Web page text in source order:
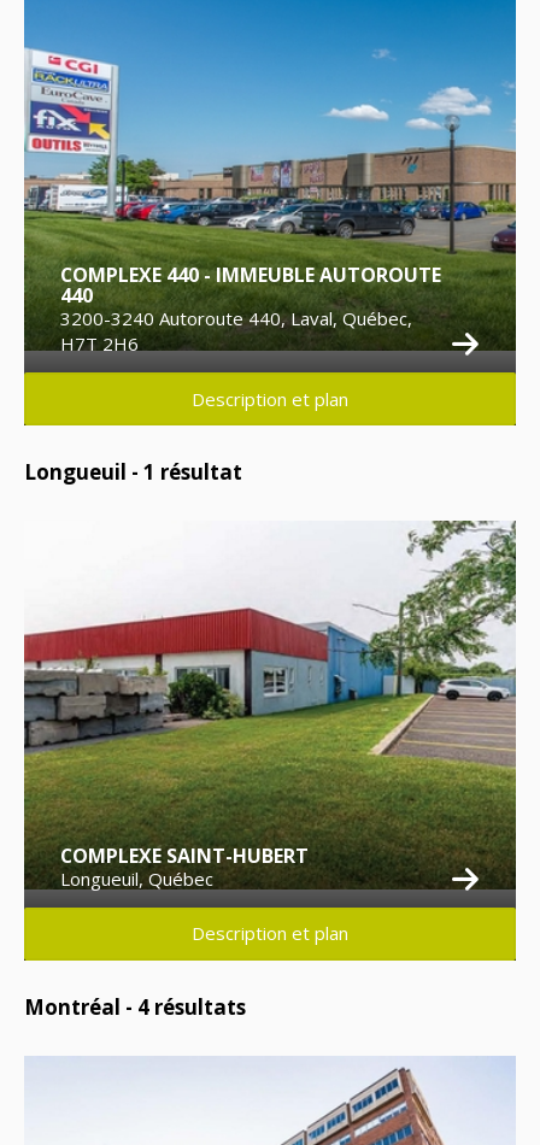
COMPLEXE 440 - IMMEUBLE AUTOROUTE
440
3200-3240 Autoroute 440, Laval, Québec,
H7T 2H6
Description et plan
Longueuil - 1 résultat
COMPLEXE SAINT-HUBERT
Longueuil, Québec
Description et plan
Montréal - 4 résultats